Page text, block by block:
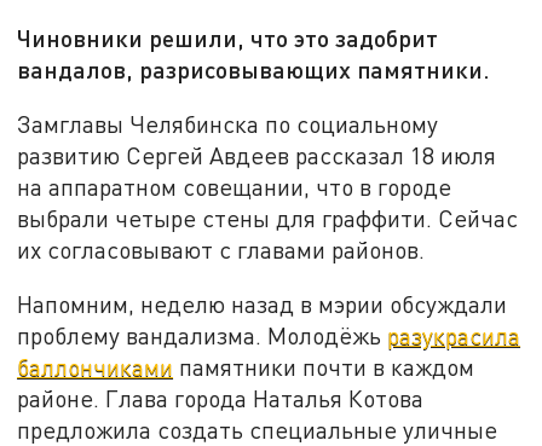
Чиновники решили, что это задобрит
вандалов, разрисовывающих памятники.
Замглавы Челябинска по социальному
развитию Сергей Авдеев рассказал 18 июля
на аппаратном совещании, что в городе
выбрали четыре стены для граффити. Сейчас
их согласовывают с главами районов.
Напомним, неделю назад в мэрии обсуждали
проблему вандализма. Молодёжь разукрасила
баллончиками памятники почти в каждом
районе. Глава города Наталья Котова
предложила создать специальные уличные